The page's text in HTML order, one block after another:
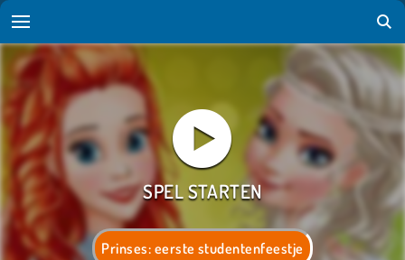
Prinses: eerste studentenfeestje